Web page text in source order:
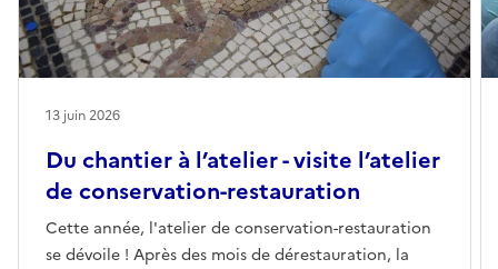
Du chantier à l’atelier - visite l’atelier
de conservation-restauration
Cette année, l'atelier de conservation-restauration
se dévoile ! Après des mois de dérestauration, la
13 juin 2026